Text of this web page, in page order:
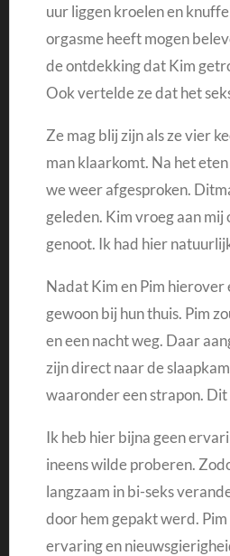
uur liggen kroelen en
orgasme heeft mogen
de ontdekking dat Kim
Ook vertelde ze dat het
Ze mag blij zijn als ze vier
man klaarkomt. Na het
we weer afgesproken.
geleden. Kim vroeg aan mij
genoot. Ik had hier
Nadat Kim en Pim hierover
gewoon bij hun thuis. Pim
en een nacht weg. Daar
zijn direct naar de
waaronder een strapon.
Ik heb hier bijna geen
ineens wilde proberen.
langzaam in bi-seks
door hem gepakt werd.
ervaring en